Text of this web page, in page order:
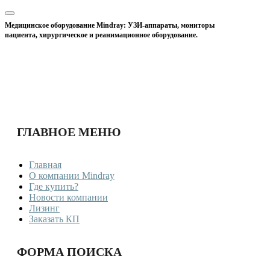
Медицинское оборудование Mindray: УЗИ-аппараты, мониторы
пациента, хирургическое и реанимационное оборудование.
ГЛАВНОЕ МЕНЮ
Главная
О компании Mindray
Где купить?
Новости компании
Лизинг
Заказать КП
ФОРМА ПОИСКА